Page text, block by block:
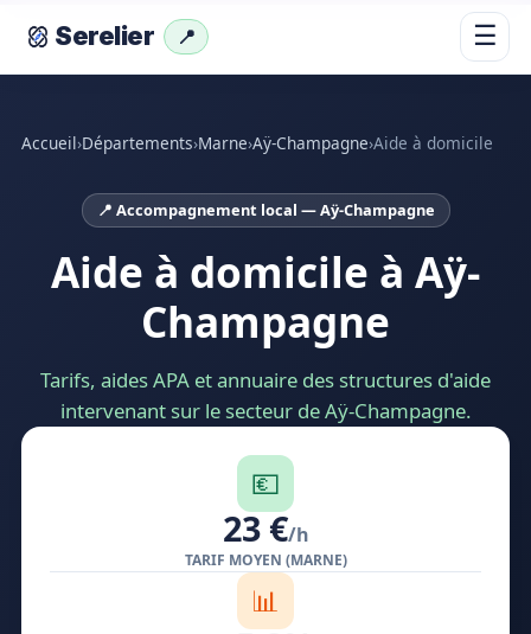
Serelier 📍 ☰
Accueil›Départements›Marne›Aÿ-Champagne›Aide à domicile
📍 Accompagnement local — Aÿ-Champagne
Aide à domicile à Aÿ-
Champagne
Tarifs, aides APA et annuaire des structures d'aide
intervenant sur le secteur de Aÿ-Champagne.
💶
23 €/h
TARIF MOYEN (MARNE)
📊